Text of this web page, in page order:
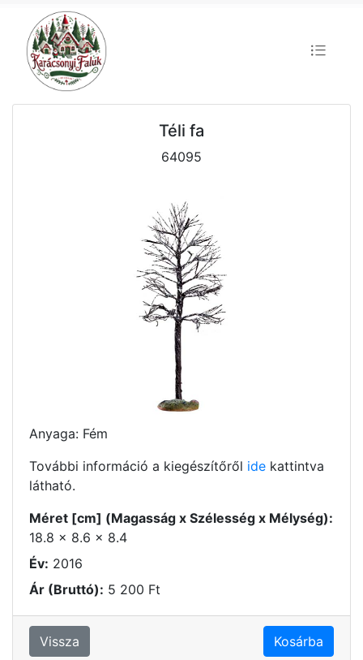
Téli fa
64095
Anyaga: Fém
További információ a kiegészítőről ide kattintva
látható.
Méret [cm] (Magasság x Szélesség x Mélység):
18.8 x 8.6 x 8.4
Év: 2016
Ár (Bruttó): 5 200 Ft
Vissza Kosárba